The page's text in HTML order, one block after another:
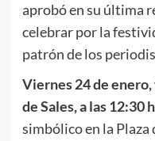
aprobó en su última
celebrar por la
patrón de los
Viernes 24 de
de Sales, a las 12:30
simbólico en la